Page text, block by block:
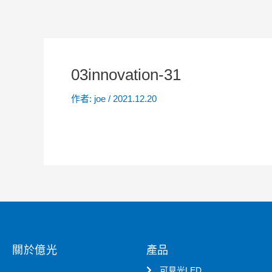
03innovation-31
作者: joe / 2021.12.20
關於億光 產品